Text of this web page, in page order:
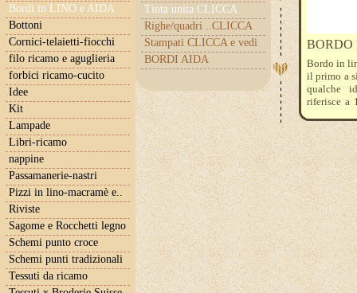
Bordi in LINO e AIDA
Tinta unita CLICCA
Righe/quadri ..CLICCA
Stampati CLICCA e vedi
BORDI AIDA
Bottoni
Cornici-telaietti-fiocchi
filo ricamo e aguglieria
forbici ricamo-cucito
Idee
Kit
Lampade
Libri-ricamo
nappine
Passamanerie-nastri
Pizzi in lino-macramè e..
Riviste
Sagome e Rocchetti legno
Schemi punto croce
Schemi punti tradizionali
Tessuti da ricamo
BORDO
Bordo in
il primo a
qualche
riferisce a